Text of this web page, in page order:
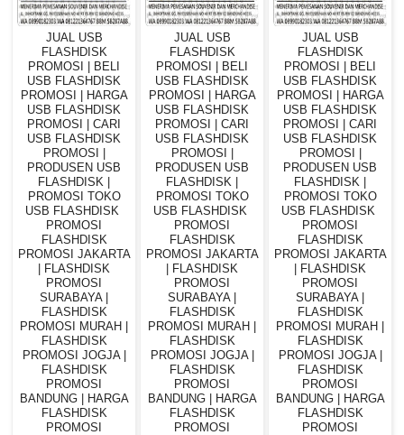
JUAL USB
FLASHDISK
PROMOSI | BELI
USB FLASHDISK
PROMOSI | HARGA
USB FLASHDISK
PROMOSI | CARI
USB FLASHDISK
PROMOSI |
PRODUSEN USB
FLASHDISK |
PROMOSI TOKO
USB FLASHDISK
PROMOSI
FLASHDISK
PROMOSI JAKARTA
| FLASHDISK
PROMOSI
SURABAYA |
FLASHDISK
PROMOSI MURAH |
FLASHDISK
PROMOSI JOGJA |
FLASHDISK
PROMOSI
BANDUNG | HARGA
FLASHDISK
PROMOSI
JUAL USB
FLASHDISK
PROMOSI | BELI
USB FLASHDISK
PROMOSI | HARGA
USB FLASHDISK
PROMOSI | CARI
USB FLASHDISK
PROMOSI |
PRODUSEN USB
FLASHDISK |
PROMOSI TOKO
USB FLASHDISK
PROMOSI
FLASHDISK
PROMOSI JAKARTA
| FLASHDISK
PROMOSI
SURABAYA |
FLASHDISK
PROMOSI MURAH |
FLASHDISK
PROMOSI JOGJA |
FLASHDISK
PROMOSI
BANDUNG | HARGA
FLASHDISK
PROMOSI
JUAL USB
FLASHDISK
PROMOSI | BELI
USB FLASHDISK
PROMOSI | HARGA
USB FLASHDISK
PROMOSI | CARI
USB FLASHDISK
PROMOSI |
PRODUSEN USB
FLASHDISK |
PROMOSI TOKO
USB FLASHDISK
PROMOSI
FLASHDISK
PROMOSI JAKARTA
| FLASHDISK
PROMOSI
SURABAYA |
FLASHDISK
PROMOSI MURAH |
FLASHDISK
PROMOSI JOGJA |
FLASHDISK
PROMOSI
BANDUNG | HARGA
FLASHDISK
PROMOSI